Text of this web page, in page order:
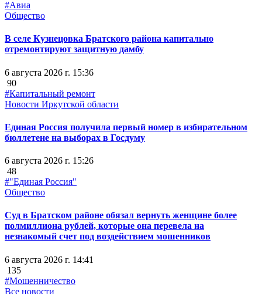
#Авиа
Общество
В селе Кузнецовка Братского района капитально
отремонтируют защитную дамбу
6 августа 2026 г. 15:36
90
#Капитальный ремонт
Новости Иркутской области
Единая Россия получила первый номер в избирательном
бюллетене на выборах в Госдуму
6 августа 2026 г. 15:26
48
#"Единая Россия"
Общество
Суд в Братском районе обязал вернуть женщине более
полмиллиона рублей, которые она перевела на
незнакомый счет под воздействием мошенников
6 августа 2026 г. 14:41
135
#Мошенничество
Все новости